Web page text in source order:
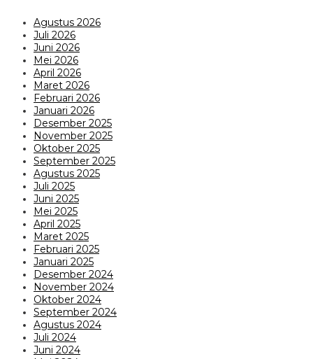
Agustus 2026
Juli 2026
Juni 2026
Mei 2026
April 2026
Maret 2026
Februari 2026
Januari 2026
Desember 2025
November 2025
Oktober 2025
September 2025
Agustus 2025
Juli 2025
Juni 2025
Mei 2025
April 2025
Maret 2025
Februari 2025
Januari 2025
Desember 2024
November 2024
Oktober 2024
September 2024
Agustus 2024
Juli 2024
Juni 2024